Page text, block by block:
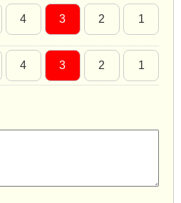
4 3 2 1
4 3 2 1